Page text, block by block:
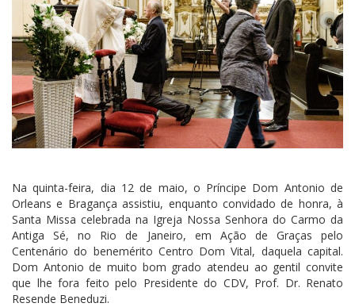
Na quinta-feira, dia 12 de maio, o Príncipe Dom Antonio de
Orleans e Bragança assistiu, enquanto convidado de honra, à
Santa Missa celebrada na Igreja Nossa Senhora do Carmo da
Antiga Sé, no Rio de Janeiro, em Ação de Graças pelo
Centenário do benemérito Centro Dom Vital, daquela capital.
Dom Antonio de muito bom grado atendeu ao gentil convite
que lhe fora feito pelo Presidente do CDV, Prof. Dr. Renato
Resende Beneduzi.